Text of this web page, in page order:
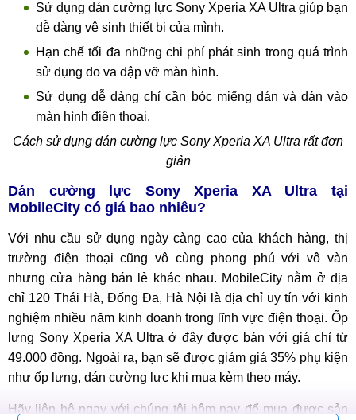
Sử dụng dán cường lực Sony Xperia XA Ultra giúp bạn
dễ dàng vệ sinh thiết bị của mình.
Hạn chế tối đa những chi phí phát sinh trong quá trình
sử dụng do va đập vỡ màn hình.
Sử dụng dễ dàng chỉ cần bóc miếng dán và dán vào
màn hình điện thoại.
Cách sử dụng dán cường lực Sony Xperia XA Ultra rất đơn
giản
Dán cường lực Sony Xperia XA Ultra tại
MobileCity có giá bao nhiêu?
Với nhu cầu sử dụng ngày càng cao của khách hàng, thị
trường điện thoại cũng vô cùng phong phú với vô vàn
nhưng cửa hàng bán lẻ khác nhau. MobileCity nằm ở địa
chỉ 120 Thái Hà, Đống Đa, Hà Nội là địa chỉ uy tín với kinh
nghiệm nhiều năm kinh doanh trong lĩnh vực điện thoại. Ốp
lưng Sony Xperia XA Ultra ở đây được bán với giá chỉ từ
49.000 đồng. Ngoài ra, bạn sẽ được giảm giá 35% phụ kiện
như ốp lưng, dán cường lực khi mua kèm theo máy.
Hãy liên hệ ngay với chúng tôi hôm nay để mua được sản